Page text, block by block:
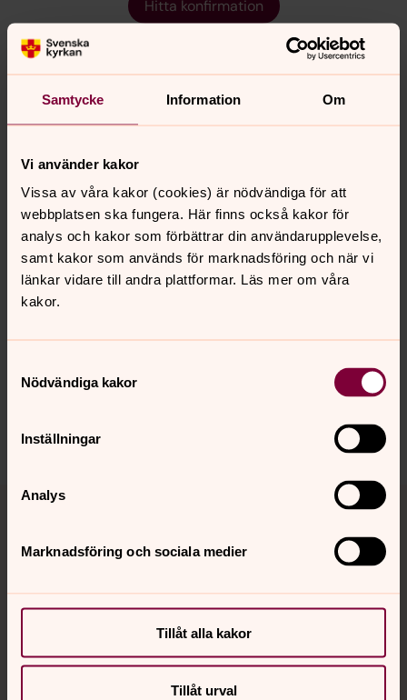
Samtycke Information Om
Vi använder kakor
Vissa av våra kakor (cookies) är nödvändiga för att
webbplatsen ska fungera. Här finns också kakor för
analys och kakor som förbättrar din användarupplevelse,
samt kakor som används för marknadsföring och när vi
länkar vidare till andra plattformar. Läs mer om våra
kakor.
Nödvändiga kakor
Inställningar
Analys
Marknadsföring och sociala medier
Tillåt alla kakor
Tillåt urval
Hitta konfirmation
Vad är konfirmation?
Frågor och svar
Anledningar att konfirmeras
Det finns många anledningar att bli konfirmand!
Senast ändrad 2 juli 2026
innehåll?
Tillbaka till toppen
Tillbaka till innehållet
Kalender